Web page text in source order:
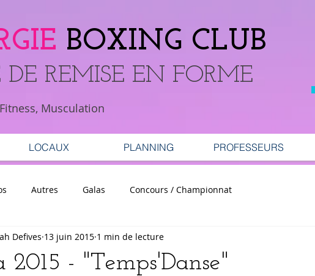
BOXING CLUB
DE REMISE EN FORME
Musculation
LOCAUX PLANNING PROFESSEURS
Autres Galas Concours / Championnat
2015 - "Temps'Danse"
Defives 13 juin 2015 1 min de lecture